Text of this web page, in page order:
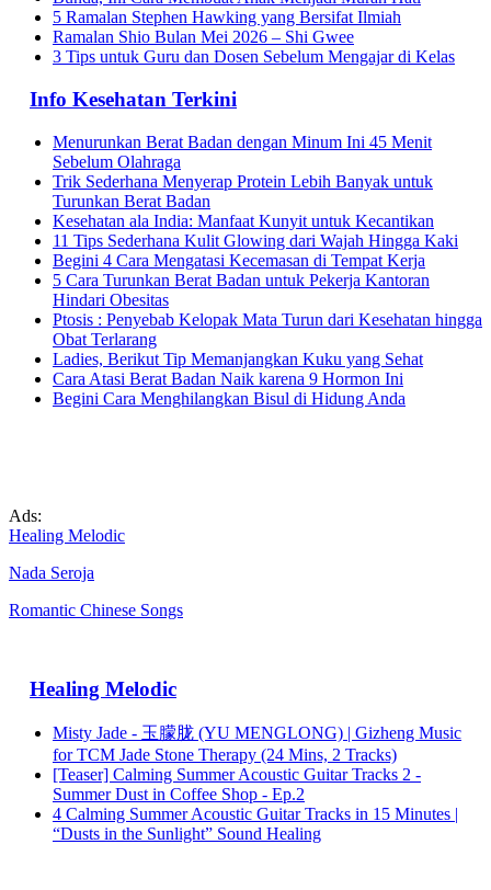
5 Ramalan Stephen Hawking yang Bersifat Ilmiah
Ramalan Shio Bulan Mei 2026 – Shi Gwee
3 Tips untuk Guru dan Dosen Sebelum Mengajar di Kelas
Info Kesehatan Terkini
Menurunkan Berat Badan dengan Minum Ini 45 Menit
Sebelum Olahraga
Trik Sederhana Menyerap Protein Lebih Banyak untuk
Turunkan Berat Badan
Kesehatan ala India: Manfaat Kunyit untuk Kecantikan
11 Tips Sederhana Kulit Glowing dari Wajah Hingga Kaki
Begini 4 Cara Mengatasi Kecemasan di Tempat Kerja
5 Cara Turunkan Berat Badan untuk Pekerja Kantoran
Hindari Obesitas
Ptosis : Penyebab Kelopak Mata Turun dari Kesehatan hingga
Obat Terlarang
Ladies, Berikut Tip Memanjangkan Kuku yang Sehat
Cara Atasi Berat Badan Naik karena 9 Hormon Ini
Begini Cara Menghilangkan Bisul di Hidung Anda
Ads:
Healing Melodic
Nada Seroja
Romantic Chinese Songs
Healing Melodic
Misty Jade - 玉朦胧 (YU MENGLONG) | Gizheng Music
for TCM Jade Stone Therapy (24 Mins, 2 Tracks)
[Teaser] Calming Summer Acoustic Guitar Tracks 2 -
Summer Dust in Coffee Shop - Ep.2
4 Calming Summer Acoustic Guitar Tracks in 15 Minutes |
“Dusts in the Sunlight” Sound Healing